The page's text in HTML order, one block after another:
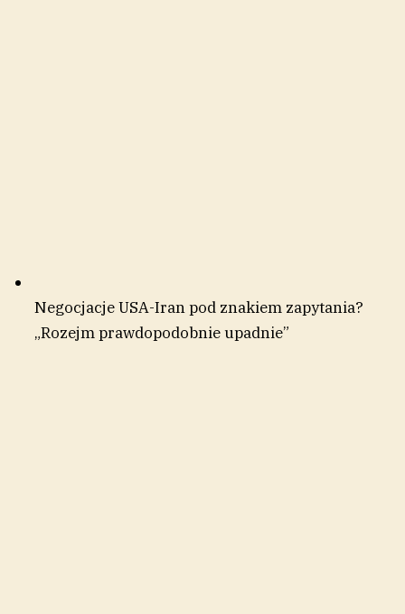
Negocjacje USA-Iran pod znakiem zapytania?
„Rozejm prawdopodobnie upadnie”